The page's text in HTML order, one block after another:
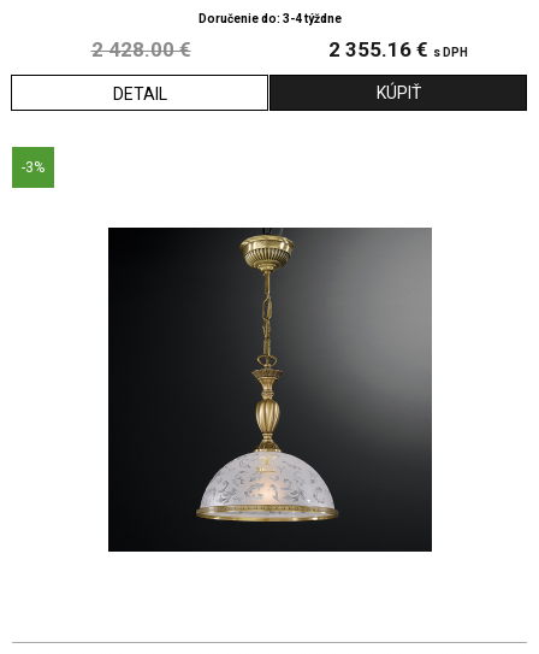
Doručenie do: 3-4 týždne
2 428.00 € 2 355.16 € s DPH
DETAIL
-3%